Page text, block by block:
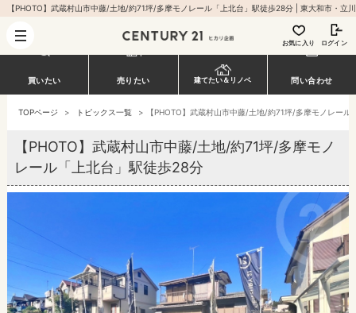
お気に入り ログイン
買いたい 売りたい 建てたい＆リノベ 問い合わせ
TOPページ > トピックス一覧 > 【PHOTO】武蔵村山市中藤/土地/約71坪/多摩モノレール
【PHOTO】武蔵村山市中藤/土地/約71坪/多摩モノ
レール「上北台」駅徒歩28分